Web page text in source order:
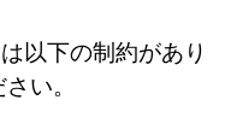
以下の制約があり
い。